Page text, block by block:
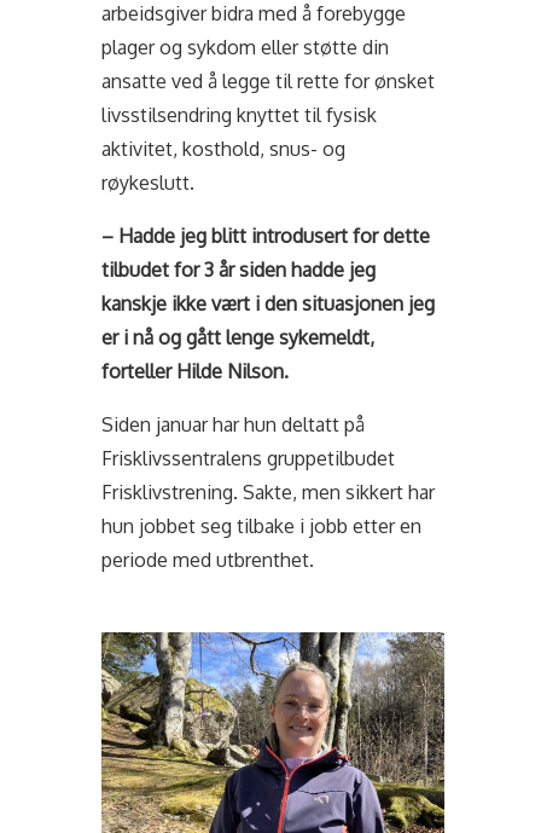
arbeidsgiver bidra med å forebygge
plager og sykdom eller støtte din
ansatte ved å legge til rette for ønsket
livsstilsendring knyttet til fysisk
aktivitet, kosthold, snus- og
røykeslutt.
– Hadde jeg blitt introdusert for dette
tilbudet for 3 år siden hadde jeg
kanskje ikke vært i den situasjonen jeg
er i nå og gått lenge sykemeldt,
forteller Hilde Nilson.
Siden januar har hun deltatt på
Frisklivssentralens gruppetilbudet
Frisklivstrening. Sakte, men sikkert har
hun jobbet seg tilbake i jobb etter en
periode med utbrenthet.